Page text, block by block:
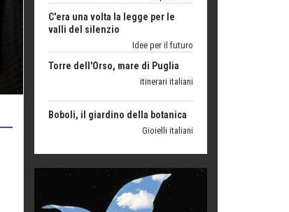
Idee per il futuro
Torre dell'Orso, mare di Puglia
itinerari italiani
Boboli, il giardino della botanica
Chi è, e come difendersi dallo
di Mirta B. Bono